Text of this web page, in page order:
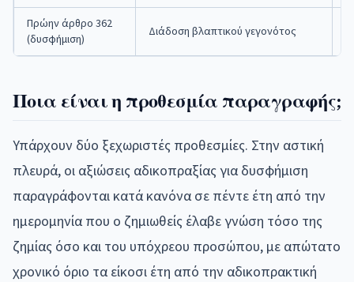
Πρώην άρθρο 362
(δυσφήμιση)
Διάδοση βλαπτικού γεγονότος
Ποια είναι η προθεσμία παραγραφής;
Υπάρχουν δύο ξεχωριστές προθεσμίες. Στην αστική
πλευρά, οι αξιώσεις αδικοπραξίας για δυσφήμιση
παραγράφονται κατά κανόνα σε πέντε έτη από την
ημερομηνία που ο ζημιωθείς έλαβε γνώση τόσο της
ζημίας όσο και του υπόχρεου προσώπου, με απώτατο
χρονικό όριο τα είκοσι έτη από την αδικοπρακτική